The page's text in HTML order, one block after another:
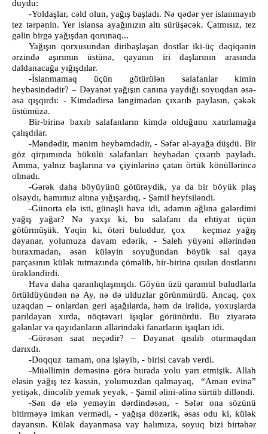
duydu:
-Yoldaşlar, cəld olun, yağış başladı. Nə qədər yer islanmayıb
tez tərpənin. Yer islansa ayağınızın altı sürüşəcək. Çatmısız, tez
gəlin birgə yağışdan qorunaq...
Yağışın qorxusundan diribaşlaşan dostlar iki-üç dəqiqənin
ərzində aşırımın üstünə, qayanın iri daşlarının arasında
daldanacağa yığışdılar.
-İslanmamaq üçün götürülən salafanlar kimin
heybəsindədir? – Dəyanət yağışın canına yaydığı soyuqdan əsə-
əsə qışqırdı: - Kimdədirsə ləngimədən çıxarıb paylasın, çəkək
üstümüzə.
Bir-birinə baxıb salafanların kimdə olduğunu xatırlamağa
çalışdılar.
-Məndədir, mənim heybəmdədir, - Səfər əl-ayağa düşdü. Bir
göz qirpımında bükülü salafanları heybədən çıxarıb payladı.
Amma, yalnız başlarına və çiyinlərinə çatan örtük könüllərincə
olmadı.
-Gərək daha böyüyünü götürəydik, ya da bir böyük plaş
olsaydı, hamımız altına yığışardıq, - Şamil heyfsiləndi.
-Günorta elə isti, günəşli hava idi, adamın ağlına gələrdimi
yağış yağar? Nə yaxşı ki, bu salafanı da ehtiyat üçün
götürmüşük. Yəqin ki, ötəri buluddur, çox keçməz yağış
dayanar, yolumuza davam edərik, - Saleh yüyəni əllərindən
buraxmadan, əsən küləyin soyuğundan böyük sal qaya
parçasının külək tutmazında çöməlib, bir-birinə qısılan dostlarını
ürəkləndirdi.
Hava daha qaranlıqlaşmışdı. Göyün üzü qaramtıl buludlarla
örtüldüyündən nə Ay, nə də ulduzlar görünmürdü. Ancaq, çox
uzaqdan – onlardan geri aşağılarda, həm də irəlidə, yoxuşlarda
parıldayan xırda, nöqtəvari işıqlar görünürdü. Bu ziyarətə
gələnlər və qayıdanların əllərindəki fanarların işıqları idi.
-Görəsən saat neçədir? – Dəyanət qısılıb oturmaqdan
darıxdı.
-Doqquz tamam, ona işləyib, - birisi cavab verdi.
-Müəllimin deməsinə görə burada yolu yarı etmişik. Allah
eləsin yağış tez kəssin, yolumuzdan qalmayaq, “Aman evinə”
yetişək, dincəlib yemək yeyək, - Şamil əlini-əlinə sürtüb dilləndi.
-Sən də elə yeməyin dərdindəsən, - Səfər ona sözünü
bitirməyə imkan vermədi, - yağışa dözərik, əsas odu ki, külək
dayansın. Külək dayanmasa vay halımıza, soyuq bizi birtəhər